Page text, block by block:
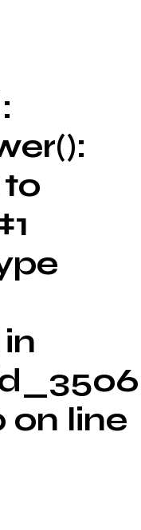
to
on line